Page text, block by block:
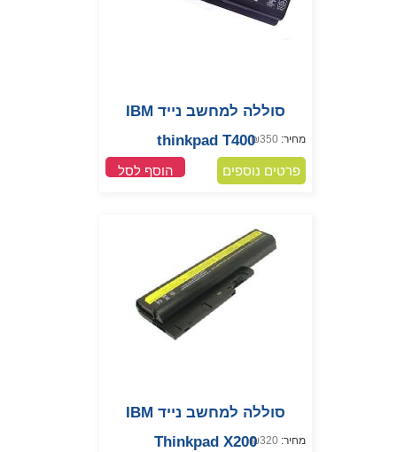
סוללה למחשב נייד IBM
thinkpad T400
מחיר: ₪350
פרטים נוספים הוסף לסל
סוללה למחשב נייד IBM
Thinkpad X200
מחיר: ₪320